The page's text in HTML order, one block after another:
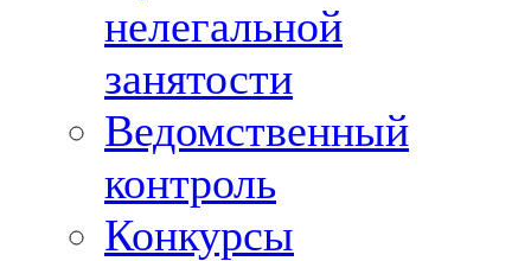
нелегальной
занятости
Ведомственный
контроль
Конкурсы